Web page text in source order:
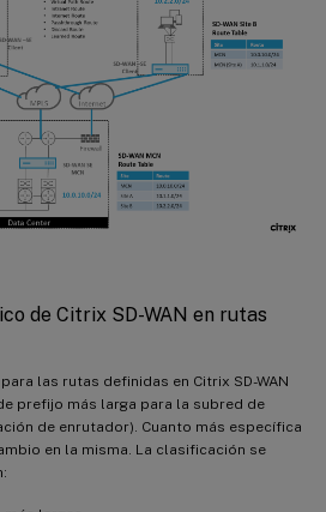
de Citrix SD-WAN en rutas
las rutas definidas en Citrix SD-WAN
prefijo más larga para la subred de
de enrutador). Cuanto más específica
en la misma. La clasificación se